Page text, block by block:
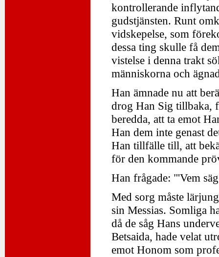
kontrollerande
gudstjänsten. Runt
vidskepelse, som
dessa ting skulle få
vistelse i denna trakt
människorna och
Han ämnade nu att
drog Han Sig tillbaka,
beredda, att ta emot
Han dem inte genast
Han tillfälle till, att
för den kommande
Han frågade: "'Vem
Med sorg måste
sin Messias. Somliga
då de såg Hans
Betsaida, hade velat
emot Honom som